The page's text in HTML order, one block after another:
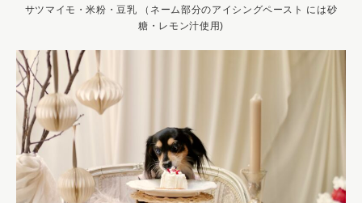
サツマイモ・米粉・豆乳 （ネーム部分のアイシングペースト には砂
糖・レモン汁使用)